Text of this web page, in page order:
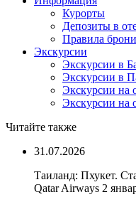
Курорты
Депозиты в
Правила
Экскурсии
Экскурсии в
Экскурсии в
Экскурсии на
Экскурсии на
Читайте также
31.07.2026
Таиланд: Пхукет.
Qatar Airways 2